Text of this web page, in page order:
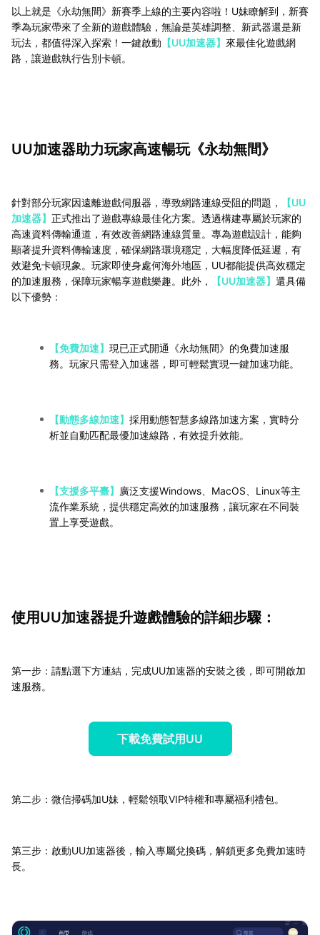
以上就是《永劫無間》新賽季上線的主要內容啦！U妹瞭解到，新賽
季為玩家帶來了全新的遊戲體驗，無論是英雄調整、新武器還是新
玩法，都值得深入探索！一鍵啟動 【UU加速器】 來最佳化遊戲網
路，讓遊戲執行告別卡頓。
UU加速器助力玩家高速暢玩《永劫無間》
針對部分玩家因遠離遊戲伺服器，導致網路連線受阻的問題，
【UU
加速器】 正式推出了遊戲專線最佳化方案。透過構建專屬於玩家的
高速資料傳輸通道，有效改善網路連線質量。專為遊戲設計，能夠
顯著提升資料傳輸速度，確保網路環境穩定，大幅度降低延遲，有
效避免卡頓現象。玩家即使身處何海外地區，UU都能提供高效穩定
的加速服務，保障玩家暢享遊戲樂趣。此外，
【UU加速器】 還具備
以下優勢：
【免費加速】 現已正式開通《永劫無間》的免費加速服
務。玩家只需登入加速器，即可輕鬆實現一鍵加速功能。
【動態多線加速】 採用動態智慧多線路加速方案，實時分
析並自動匹配最優加速線路，有效提升效能。
【支援多平臺】
廣泛支援Windows、MacOS、Linux等主
流作業系統，提供穩定高效的加速服務，讓玩家在不同裝
置上享受遊戲。
使用UU加速器提升遊戲體驗的詳細步驟：
第一步：請點選下方連結，完成UU加速器的安裝之後，即可開啟加
速服務。
下載免費試用UU
第二步：微信掃碼加U妹，輕鬆領取VIP特權和專屬福利禮包。
第三步：啟動UU加速器後，輸入專屬兌換碼，解鎖更多免費加速時
長。